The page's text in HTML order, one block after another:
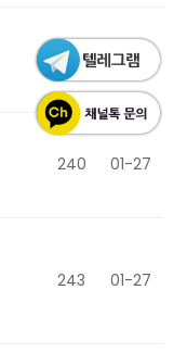
250 01-27
240 01-27
243 01-27